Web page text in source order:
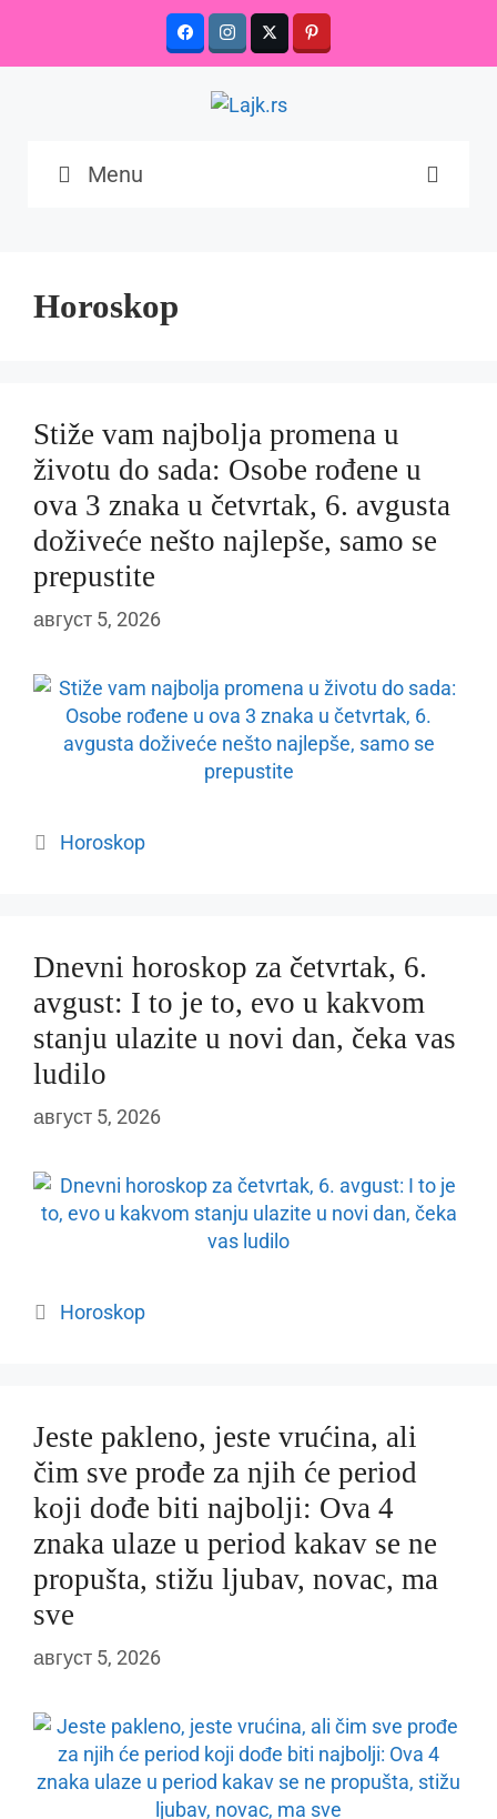
content
Menu
Horoskop
Stiže vam najbolja promena u
životu do sada: Osobe rođene u
ova 3 znaka u četvrtak, 6. avgusta
doživeće nešto najlepše, samo se
prepustite
август 5, 2026
Categories
Horoskop
Dnevni horoskop za četvrtak, 6.
avgust: I to je to, evo u kakvom
stanju ulazite u novi dan, čeka vas
ludilo
август 5, 2026
Categories
Horoskop
Jeste pakleno, jeste vrućina, ali
čim sve prođe za njih će period
koji dođe biti najbolji: Ova 4
znaka ulaze u period kakav se ne
propušta, stižu ljubav, novac, ma
sve
август 5, 2026